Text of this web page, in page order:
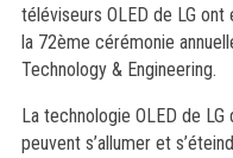
téléviseurs OLED de LG
la 72ème cérémonie
Technology & Engineering.
La technologie OLED de
peuvent s’allumer et